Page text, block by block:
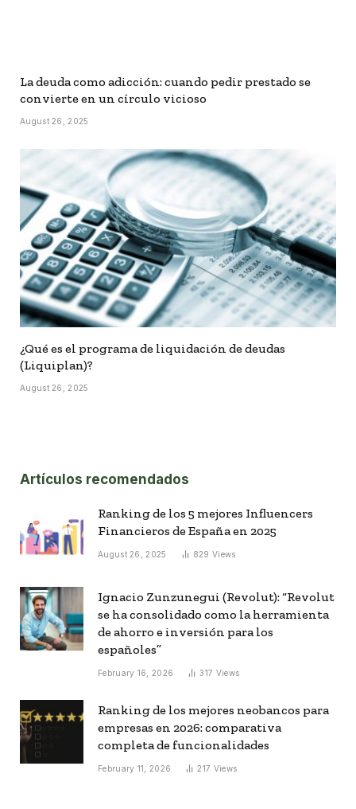
La deuda como adicción: cuando pedir prestado se
convierte en un círculo vicioso
August 26, 2025
¿Qué es el programa de liquidación de deudas
(Liquiplan)?
August 26, 2025
Artículos recomendados
Ranking de los 5 mejores Influencers
Financieros de España en 2025
August 26, 2025 829Views
Ignacio Zunzunegui (Revolut): “Revolut
se ha consolidado como la herramienta
de ahorro e inversión para los
españoles”
February 16, 2026 317 Views
Ranking de los mejores neobancos para
empresas en 2026: comparativa
completa de funcionalidades
February 11, 2026 217 Views